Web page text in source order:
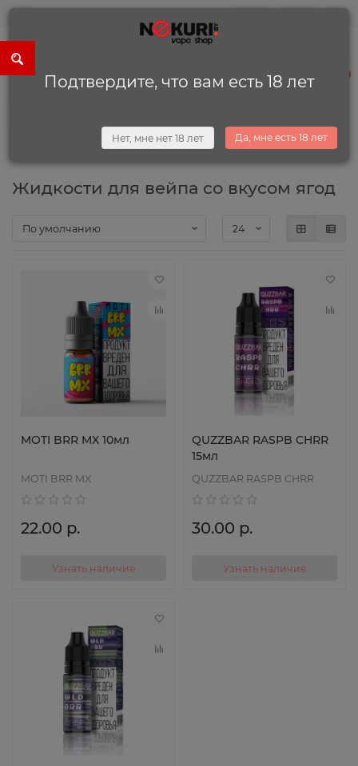
Жидкости для вейпа со вкусом ягод
MOTI BRR MX 10мл
MOTI BRR MX
22.00 р.
Узнать наличие
QUZZBAR RASPB CHRR
15мл
QUZZBAR RASPB CHRR
30.00 р.
Узнать наличие
Подтвердите, что вам есть 18 лет
Нет, мне нет 18 лет Да, мне есть 18 лет